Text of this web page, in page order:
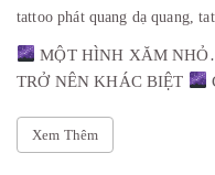
tattoo phát quang dạ quang,
MỘT HÌNH XĂM
TRỞ NÊN KHÁC BIỆT
Xem Thêm